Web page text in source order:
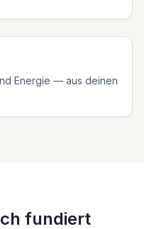
Energie — aus deinen
fundiert